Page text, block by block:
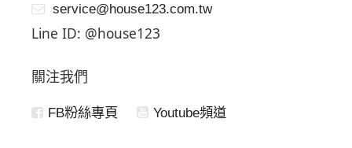
service@house123.com.tw
Line ID: @house123
關注我們
FB粉絲專頁 Youtube頻道